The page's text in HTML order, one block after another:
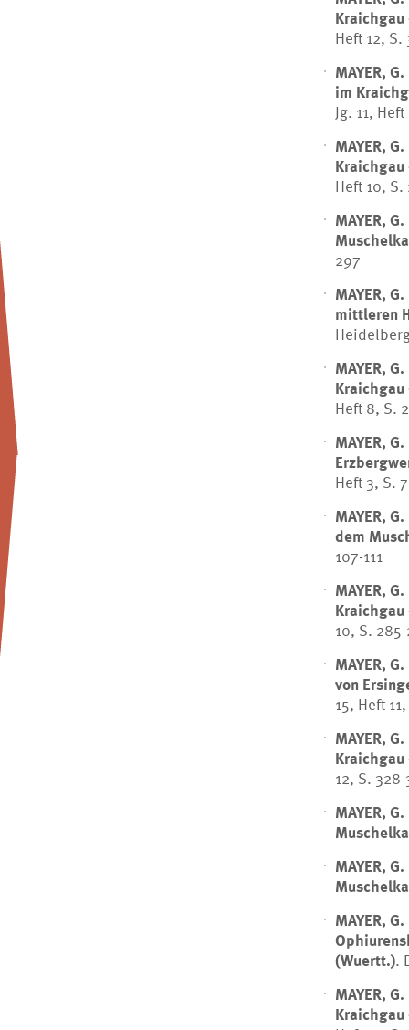
Heft 12,
MAYER, G.
im
Jg. 11,
MAYER, G.
Heft 10, S.
MAYER, G.
297
MAYER, G.
mittleren
MAYER, G.
Heft 8, S.
MAYER, G.
Heft 3, S.
MAYER, G.
dem
107-111
MAYER, G.
10, S.
MAYER, G.
von
15, Heft
MAYER, G.
12, S.
MAYER, G.
MAYER, G.
MAYER, G.
(Wuertt.).
MAYER, G.